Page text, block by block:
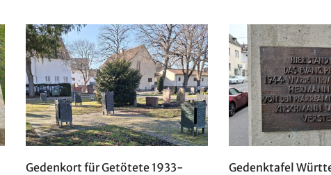
Gedenkort für Getötete 1933-
Gedenktafel